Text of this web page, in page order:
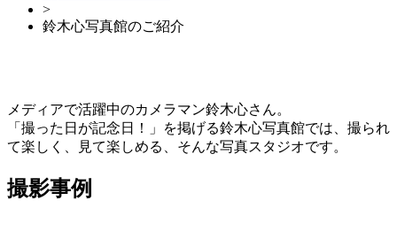
>
鈴木心写真館のご紹介
メディアで活躍中のカメラマン鈴木心さん。
「撮った日が記念日！」を掲げる鈴木心写真館では、撮られ
て楽しく、見て楽しめる、そんな写真スタジオです。
撮影事例